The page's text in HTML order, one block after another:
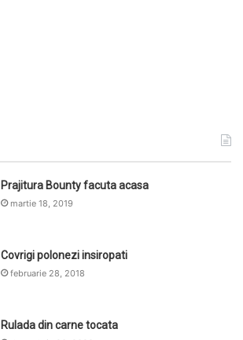
Prajitura Bounty facuta acasa
martie 18, 2019
Covrigi polonezi insiropati
februarie 28, 2018
Rulada din carne tocata